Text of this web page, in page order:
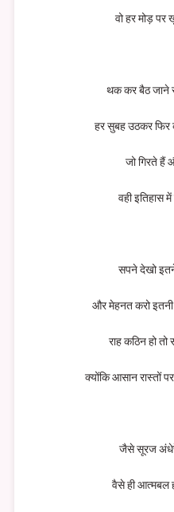
वो हर मोड़ पर
थक कर बैठ जाने
हर सुबह उठकर फिर
जो गिरते हैं
वही इतिहास
सपने देखो
और मेहनत करो
राह कठिन हो
क्योंकि आसान रास्तों
जैसे सूरज अंधेरे
वैसे ही आत्मबल